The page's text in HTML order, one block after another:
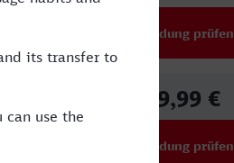
Verbindung prüfen
39,99 €
Verbindung prüfen